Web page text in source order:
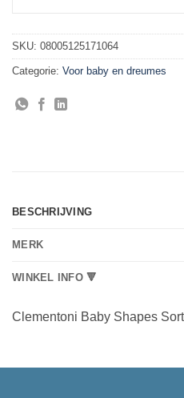
SKU: 08005125171064
Categorie: Voor baby en dreumes
BESCHRIJVING
MERK
WINKEL INFO 🔻
Clementoni Baby Shapes